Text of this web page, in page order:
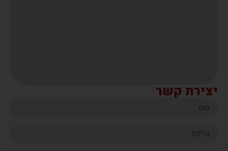
יצירת קשר